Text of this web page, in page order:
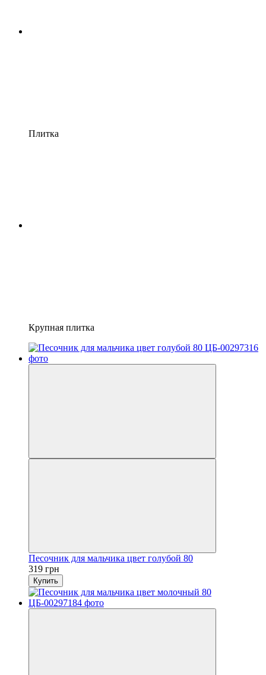
Плитка
Крупная плитка
Песочник для мальчика цвет голубой 80
319 грн
Купить